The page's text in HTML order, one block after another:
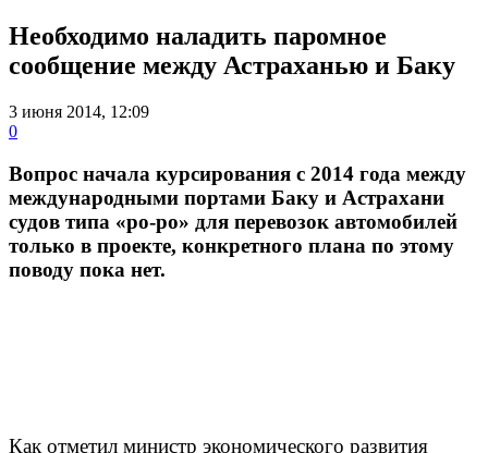
Необходимо наладить паромное
сообщение между Астраханью и Баку
3 июня 2014, 12:09
0
Вопрос начала курсирования с 2014 года между
международными портами Баку и Астрахани
судов типа «ро-ро» для перевозок автомобилей
только в проекте, конкретного плана по этому
поводу пока нет.
Как отметил министр экономического развития